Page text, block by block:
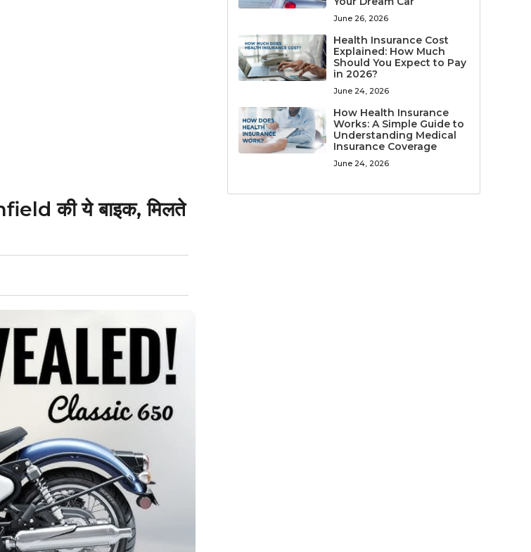
की ये बाइक, मिलते
June 26, 2026
Health Insurance Cost
Explained: How Much
Should You Expect to Pay
in 2026?
June 24, 2026
How Health Insurance
Works: A Simple Guide to
Understanding Medical
Insurance Coverage
June 24, 2026